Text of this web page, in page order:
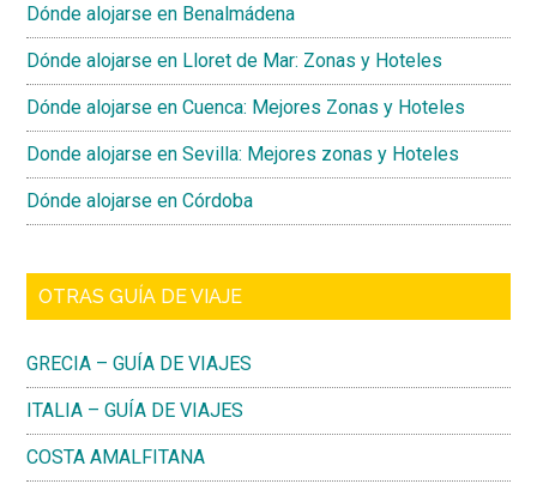
Dónde alojarse en Benalmádena
Dónde alojarse en Lloret de Mar: Zonas y Hoteles
Dónde alojarse en Cuenca: Mejores Zonas y Hoteles
Donde alojarse en Sevilla: Mejores zonas y Hoteles
Dónde alojarse en Córdoba
OTRAS GUÍA DE VIAJE
GRECIA – GUÍA DE VIAJES
ITALIA – GUÍA DE VIAJES
COSTA AMALFITANA